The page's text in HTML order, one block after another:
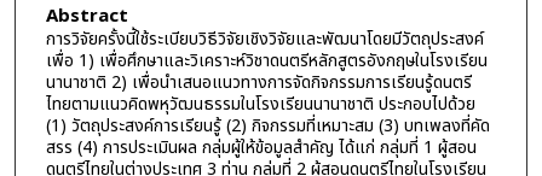
Abstract
การวิจัยครั้งนี้ใช้ระเบียบวิธีวิจัยเชิงวิจัยและพัฒนาโดยมีวัตถุประสงค์
เพื่อ 1) เพื่อศึกษาและวิเคราะห์วิชาดนตรีหลักสูตรอังกฤษในโรงเรียน
นานาชาติ 2) เพื่อนำเสนอแนวทางการจัดกิจกรรมการเรียนรู้ดนตรี
ไทยตามแนวคิดพหุวัฒนธรรมในโรงเรียนนานาชาติ ประกอบไปด้วย
(1) วัตถุประสงค์การเรียนรู้ (2) กิจกรรมที่เหมาะสม (3) บทเพลงที่คัด
สรร (4) การประเมินผล กลุ่มผู้ให้ข้อมูลสำคัญ ได้แก่ กลุ่มที่ 1 ผู้สอน
ดนตรีไทยในต่างประเทศ 3 ท่าน กลุ่มที่ 2 ผู้สอนดนตรีไทยในโรงเรียน